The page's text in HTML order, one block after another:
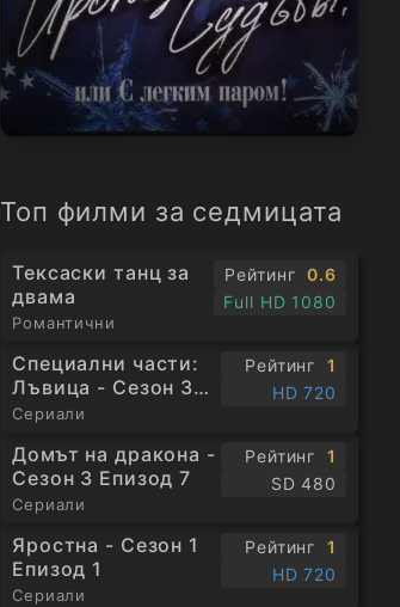
Топ филми за седмицата
Тексаски танц за
двама
Романтични
Рейтинг
0.6
Full HD 1080
Специални части:
Лъвица - Сезон 3
Епизод 1
Сериали
Рейтинг
1
HD 720
Домът на дракона -
Сезон 3 Епизод 7
Сериали
Рейтинг
1
SD 480
Яростна - Сезон 1
Епизод 1
Сериали
Рейтинг
1
HD 720